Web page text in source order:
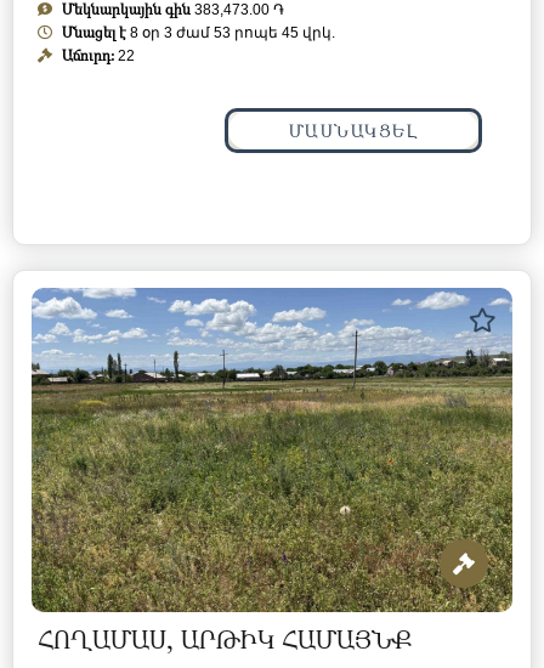
Մեկնարկային գին 383,473.00 ֏
Մնացել է 8 օր 3 ժամ 53 րոպե 42 վրկ.
Աճուրդ: 22
ՄԱՍՆԱԿՑԵԼ
ՀՈՂԱՄԱՍ, ԱՐԹԻԿ ՀԱՄԱՅՆՔ